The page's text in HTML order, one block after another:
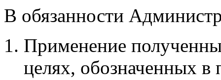
В обязанности
Применение
целях, обозначенных